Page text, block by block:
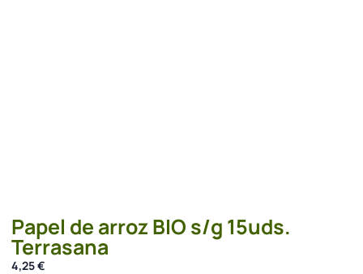
Papel de arroz BIO s/g 15uds.
Terrasana
4,25€